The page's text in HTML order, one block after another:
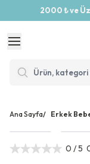
2000 ₺ ve
Ana Sayfa/ Erkek
0 / 5